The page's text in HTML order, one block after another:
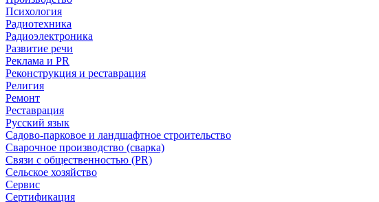
Психология
Радиотехника
Радиоэлектроника
Развитие речи
Реклама и PR
Реконструкция и реставрация
Религия
Ремонт
Реставрация
Русский язык
Садово-парковое и ландшафтное строительство
Сварочное производство (сварка)
Связи с общественностью (PR)
Сельское хозяйство
Сервис
Сертификация